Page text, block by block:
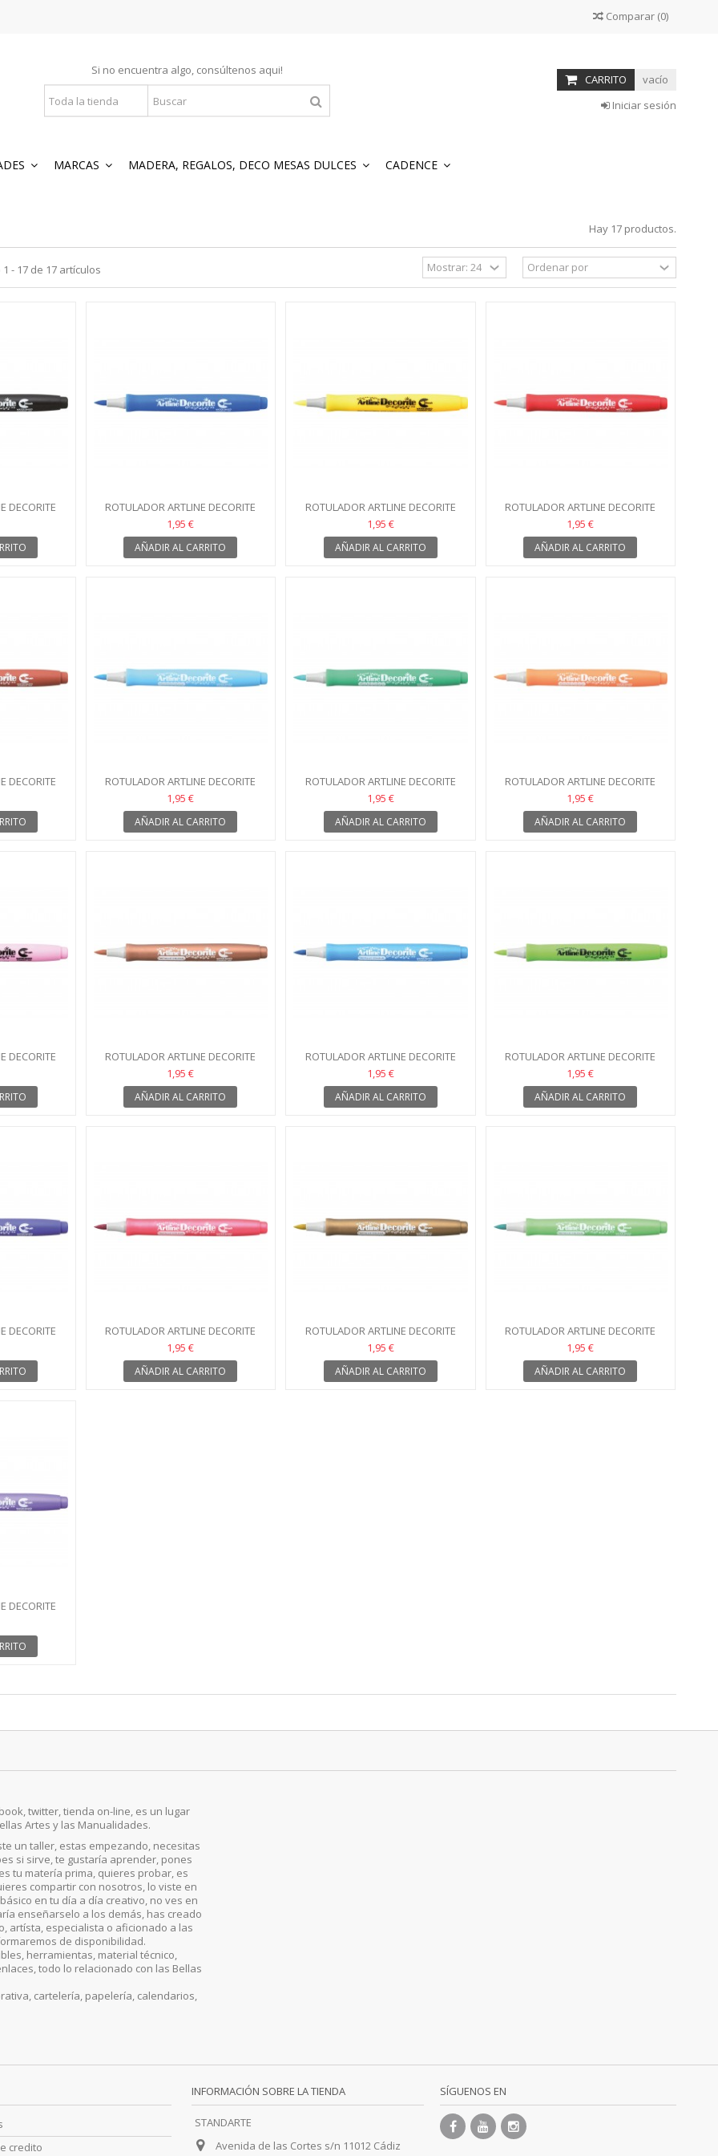
Comparar (0)
Si no encuentra algo, consúltenos aqui!
CARRITO
vacío
Iniciar sesión
MARCAS MADERA, REGALOS, DECO MESAS DULCES CADENCE
Hay 17 productos.
- 17 de 17 artículos
DECORITE
ROTULADOR ARTLINE DECORITE
AZUL
1,95 €
AÑADIR AL CARRITO
ROTULADOR ARTLINE DECORITE
AMARILLO
1,95 €
AÑADIR AL CARRITO
ROTULADOR ARTLINE DECORITE
ROJO
1,95 €
AÑADIR AL CARRITO
DECORITE
ROTULADOR ARTLINE DECORITE
AZUL PASTEL
1,95 €
AÑADIR AL CARRITO
ROTULADOR ARTLINE DECORITE
VERDE PASTEL
1,95 €
AÑADIR AL CARRITO
ROTULADOR ARTLINE DECORITE
NARANJA PASTEL
1,95 €
AÑADIR AL CARRITO
DECORITE
ROTULADOR ARTLINE DECORITE
BRONCE METÁLICO
1,95 €
AÑADIR AL CARRITO
ROTULADOR ARTLINE DECORITE
AZUL METÁLICO
1,95 €
AÑADIR AL CARRITO
ROTULADOR ARTLINE DECORITE
VERDE AMARILLO
1,95 €
AÑADIR AL CARRITO
DECORITE
ROTULADOR ARTLINE DECORITE
ROSA METÁLICO
1,95 €
AÑADIR AL CARRITO
ROTULADOR ARTLINE DECORITE
ORO METÁLICO
1,95 €
AÑADIR AL CARRITO
ROTULADOR ARTLINE DECORITE
VERDE METÁLICO
1,95 €
AÑADIR AL CARRITO
DECORITE
twitter, tienda on-line, es un lugar
Artes y las Manualidades.
un taller, estas empezando, necesitas
si sirve, te gustaría aprender, pones
tu matería prima, quieres probar, es
compartir con nosotros, lo viste en
en tu día a día creativo, no ves en
enseñarselo a los demás, has creado
artísta, especialista o aficionado a las
de disponibilidad.
herramientas, material técnico,
todo lo relacionado con las Bellas
cartelería, papelería, calendarios,
credito
INFORMACIÓN SOBRE LA TIENDA
STANDARTE
Avenida de las Cortes s/n 11012 Cádiz
SÍGUENOS EN